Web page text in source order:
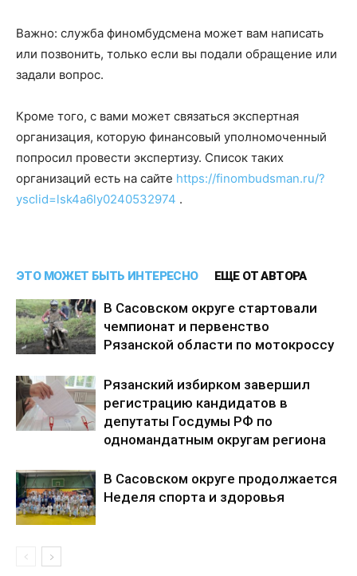
Важно: служба финомбудсмена может вам написать
или позвонить, только если вы подали обращение или
задали вопрос.
Кроме того, с вами может связаться экспертная
организация, которую финансовый уполномоченный
попросил провести экспертизу. Список таких
организаций есть на сайте https://finombudsman.ru/?
ysclid=lsk4a6ly0240532974 .
ЭТО МОЖЕТ БЫТЬ ИНТЕРЕСНО ЕЩЕ ОТ АВТОРА
В Сасовском округе стартовали
чемпионат и первенство
Рязанской области по мотокроссу
Рязанский избирком завершил
регистрацию кандидатов в
депутаты Госдумы РФ по
одномандатным округам региона
В Сасовском округе продолжается
Неделя спорта и здоровья